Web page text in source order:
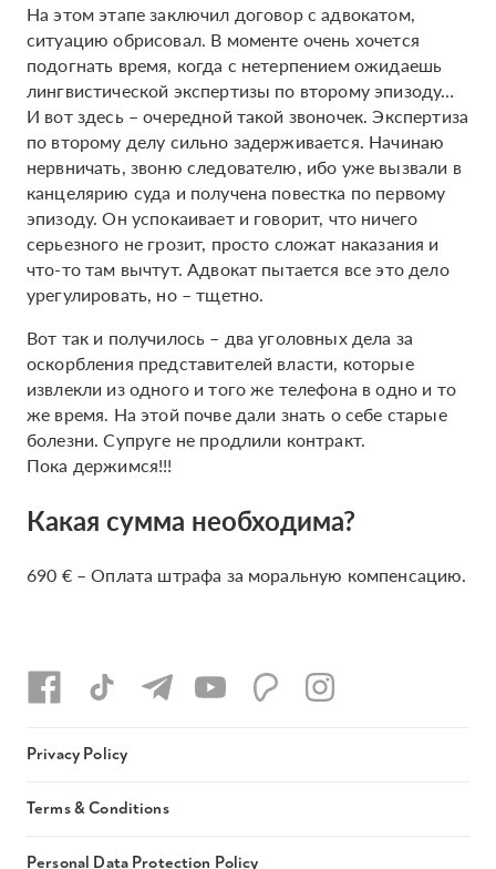
На этом этапе заключил договор с адвокатом,
ситуацию обрисовал. В моменте очень хочется
подогнать время, когда с нетерпением ожидаешь
лингвистической экспертизы по второму эпизоду…
И вот здесь – очередной такой звоночек. Экспертиза
по второму делу сильно задерживается. Начинаю
нервничать, звоню следователю, ибо уже вызвали в
канцелярию суда и получена повестка по первому
эпизоду. Он успокаивает и говорит, что ничего
серьезного не грозит, просто сложат наказания и
что-то там вычтут. Адвокат пытается все это дело
урегулировать, но – тщетно.
Вот так и получилось – два уголовных дела за
оскорбления представителей власти, которые
извлекли из одного и того же телефона в одно и то
же время. На этой почве дали знать о себе старые
болезни. Супруге не продлили контракт.
Пока держимся!!!
Какая сумма необходима?
690 € – Оплата штрафа за моральную компенсацию.
Privacy Policy
Terms & Conditions
Personal Data Protection Policy